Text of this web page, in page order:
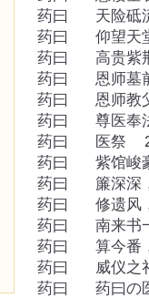
药曰
天险砥
药曰
仰望天
药曰
高贵紫
药曰
恩师墓
药曰
恩师教
药曰
尊医奉
药曰
医祭
药曰
紫馆峻
药曰
簾深深
药曰
修遗风
药曰
南来书
药曰
算今番
药曰
威仪之
药曰
药曰の